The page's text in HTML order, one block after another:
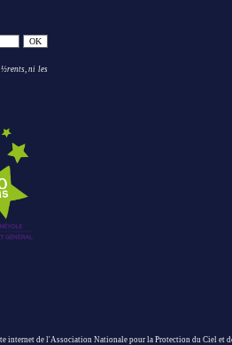
ni les
pour la Protection du Ciel et de